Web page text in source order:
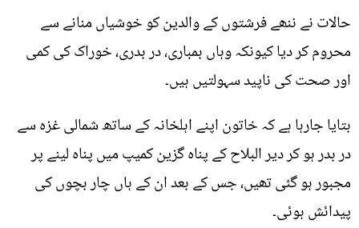
حالات نے ننھے فرشتوں کے والدین کو خوشیاں منانے سے
محروم کر دیا کیونکہ وہاں بمباری، در بدری، خوراک کی کمی
اور صحت کی ناپید سہولتیں ہیں۔
بتایا جارہا ہے کہ خاتون اپنے اہلخانہ کے ساتھ شمالی غزہ سے
در بدر ہو کر دیر البلاح کے پناہ گزین کمیپ میں پناہ لینے پر
مجبور ہو گئی تھیں، جس کے بعد ان کے ہاں چار بچوں کی
پیدائش ہوئی۔